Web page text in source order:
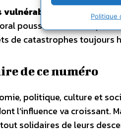
Politique
. Des
pousse les leaders
de catastrophes toujours
de ce numéro
politique, culture et
l’influence va croissant.
solidaires de leurs